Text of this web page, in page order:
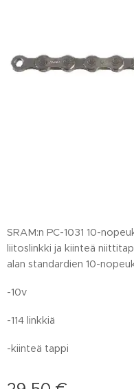
SRAM:n PC-1031 10-
liitoslinkki ja kiinteä
alan standardien 10-
-10v
-114 linkkiä
-kiinteä tappi